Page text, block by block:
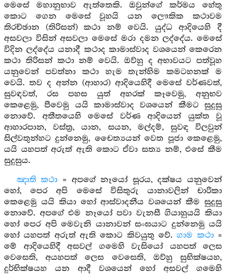
මෙසේ මහානුභාව ඇත්තෙකි. ඔවුන්ගේ කර්මය හේතු
කොට ගෙන මෙසේ වූහයි යන ලෞකික කථාවම
තිරච්ඡාන (තිරිසන්) කථා නම් වෙයි. යුද්ධ ආදියෙහි දී
අසවලා විසින් අසවලා මෙසේ මරා දමන ලද්දේය. මෙසේ
විදින ලද්දේය යනාදී කථාද කාමාස්වාද වශයෙන් කෙරෙන
කථා තිරිසන් කථා නම් වෙයි. ඔව්හු ද අභාවයට පත්වූහ
යනුවෙන් පවත්නා කථා හැම තැන්හිම කමටහනක් ම
වෙයි. තව ද අන්න (ආහාර) ආදියෙහිදී මෙසේ වර්ණවත්,
සුවඳවත්, රස පහස යුත් අහරක් කෑවෙමු, අනුභව
කෙළෙමු, පීවෙමු යයි කාමාස්වාද වශයෙන් කීමට සුදුසු
නොවේ. අතීතයෙහි මෙසේ වර්ණ ආදියෙන් යුක්ත වූ
ආහාරපාන, වස්ත්‍ර, යාන, සයන, මල්දම්, සුවඳ විලවුන්
සිල්වතුන්හට දුන්නෙමු, චෛත්‍යයන් වෙත පූජා කෙළෙමු,
යයි යහපත් අරුත් ඇති කොට ඒවා සත්‍ය නම්, එසේ කීම
සුදුසුය.
ඤාති කථා = අපගේ නෑයෝ සූරය, දක්ෂය යනුවෙන්
හෝ, පෙර අපි මෙසේ විසිතුරු යානාවලින් චාරිකා
කෙළෙමු යයි කියා හෝ ආස්වාදනීය වශයෙන් කීම සුදුසු
නොවේ. අපගේ එම නෑයෝ පවා වැනසී ගියාහුයයි කියා
හෝ පෙර අපි මෙවැනි යානාවන් සංඝයාට දුන්නෙමු යයි
හෝ යහපත් අරුත් ඇති කොට කිවයුතු වේ.ගාම කථා=
මේ ආදියෙහිදී අසවල් ගමෙහි වැසියෝ යහපත් ලෙස
වෙසෙති, අයහපත් ලෙස වෙසෙති, ඔව්හු සුභික්ෂයහ,
දුර්භික්ෂයහ යන ආදී වශයෙන් හෝ අසවල් ගමෙහි